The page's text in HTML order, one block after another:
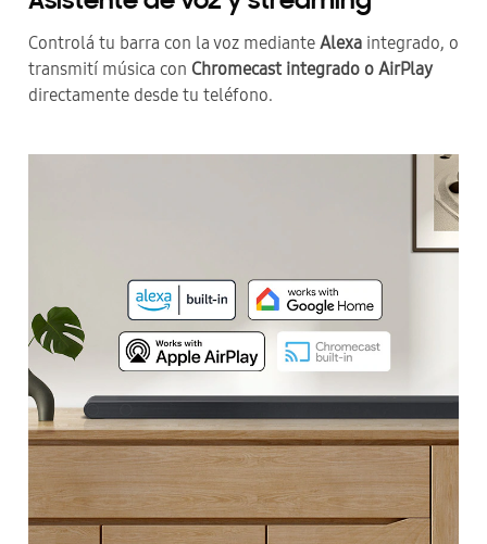
Controlá tu barra con la voz mediante Alexa integrado, o
transmití música con Chromecast integrado o AirPlay
directamente desde tu teléfono.